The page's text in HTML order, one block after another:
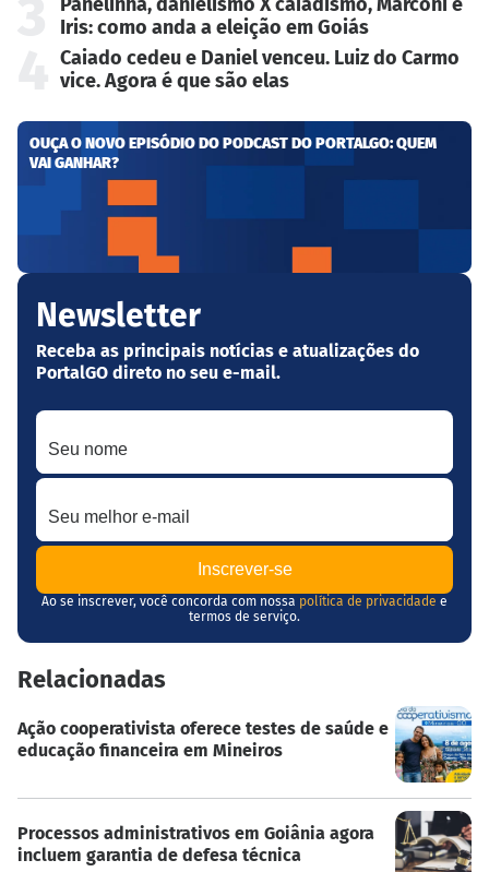
Iris: como anda a eleição em Goiás
Caiado cedeu e Daniel venceu. Luiz do Carmo
vice. Agora é que são elas
OUÇA O NOVO EPISÓDIO DO PODCAST DO PORTALGO: QUEM
VAI GANHAR?
Newsletter
Receba as principais notícias e atualizações do
PortalGO direto no seu e-mail.
Seu nome
Seu melhor e-mail
Ao se inscrever, você concorda com nossa política de privacidade e
termos de serviço.
Relacionadas
Ação cooperativista oferece testes de saúde e
educação financeira em Mineiros
Processos administrativos em Goiânia agora
incluem garantia de defesa técnica